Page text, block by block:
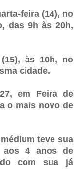
feira (14), no
das 9h às 20h,
às 10h, no
cidade.
em Feira de
o mais novo de
teve sua
aos 4 anos de
com sua já